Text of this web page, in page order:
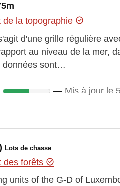
de la topographie
d'une grille régulière
au niveau de la mer,
données sont…
Mis à jour le
Lots de chasse
des forêts
units of the G-D of